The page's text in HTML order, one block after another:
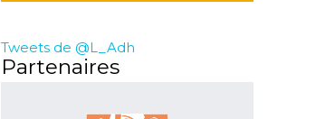
Tweets de @L_Adh
Partenaires